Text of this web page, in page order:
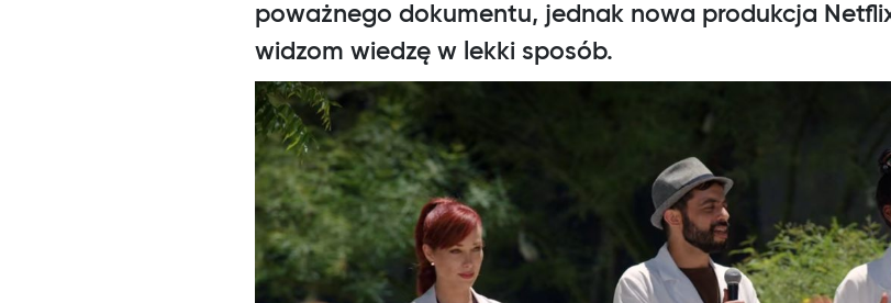
poważnego dokumentu, jednak nowa produkcja
widzom wiedzę w lekki sposób.